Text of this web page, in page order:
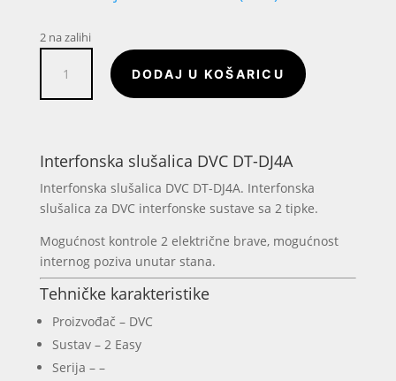
2 na zalihi
slušalica
DVC
količina
DODAJ U KOŠARICU
Interfonska slušalica DVC DT-DJ4A
Interfonska slušalica DVC DT-DJ4A. Interfonska
slušalica za DVC interfonske sustave sa 2 tipke.
Mogućnost kontrole 2 električne brave, mogućnost
internog poziva unutar stana.
Tehničke karakteristike
Proizvođač – DVC
Sustav – 2 Easy
Serija – –